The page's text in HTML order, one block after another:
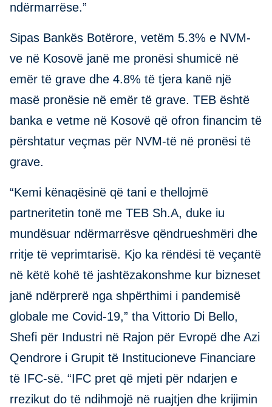
ndërmarrëse.”
Sipas Bankës Botërore, vetëm 5.3% e NVM-
ve në Kosovë janë me pronësi shumicë në
emër të grave dhe 4.8% të tjera kanë një
masë pronësie në emër të grave. TEB është
banka e vetme në Kosovë që ofron financim të
përshtatur veçmas për NVM-të në pronësi të
grave.
“Kemi kënaqësinë që tani e thellojmë
partneritetin tonë me TEB Sh.A, duke iu
mundësuar ndërmarrësve qëndrueshmëri dhe
rritje të veprimtarisë. Kjo ka rëndësi të veçantë
në këtë kohë të jashtëzakonshme kur bizneset
janë ndërprerë nga shpërthimi i pandemisë
globale me Covid-19,” tha Vittorio Di Bello,
Shefi për Industri në Rajon për Evropë dhe Azi
Qendrore i Grupit të Institucioneve Financiare
të IFC-së. “IFC pret që mjeti për ndarjen e
rrezikut do të ndihmojë në ruajtjen dhe krijimin